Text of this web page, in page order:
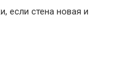
если стена новая и